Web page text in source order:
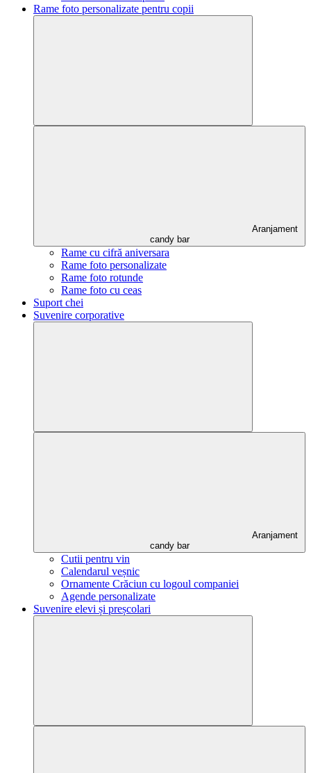
Rame foto personalizate pentru copii
Aranjament
candy bar
Rame cu cifră aniversara
Rame foto personalizate
Rame foto rotunde
Rame foto cu ceas
Suport chei
Suvenire corporative
Aranjament
candy bar
Cutii pentru vin
Calendarul veșnic
Ornamente Crăciun cu logoul companiei
Agende personalizate
Suvenire elevi și preșcolari